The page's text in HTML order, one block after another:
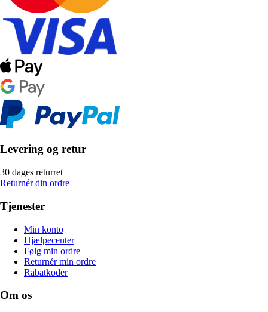
Levering og retur
30 dages returret
Returnér din ordre
Tjenester
Min konto
Hjælpecenter
Følg min ordre
Returnér min ordre
Rabatkoder
Om os